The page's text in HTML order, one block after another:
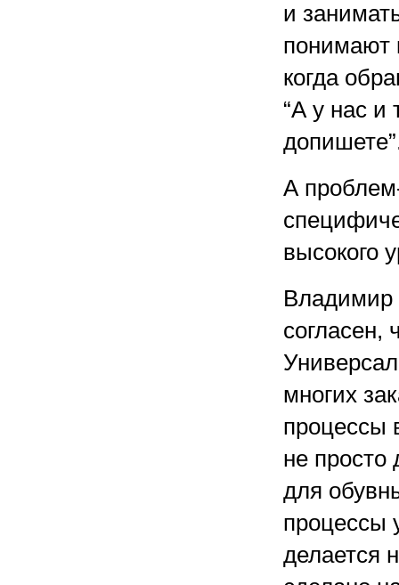
и
понимают
когда
“А у нас и
А
высокого
Владимир
согласен,
многих
процессы
не просто
для
процессы
делается